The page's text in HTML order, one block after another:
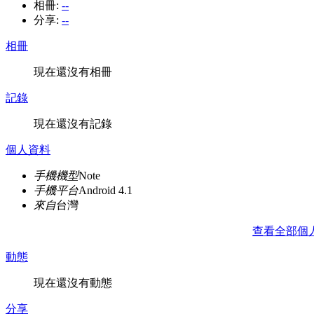
相冊: --
分享: --
相冊
現在還沒有相冊
記錄
現在還沒有記錄
個人資料
手機機型Note
手機平台Android 4.1
來自台灣
查看全部個
動態
現在還沒有動態
分享